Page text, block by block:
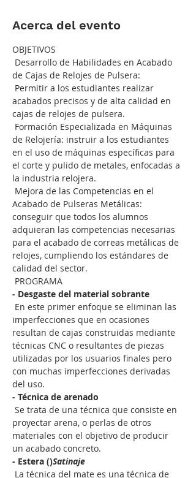
Acerca del evento
OBJETIVOS
de Cajas de Relojes de Pulsera:
acabados precisos y de alta calidad en
cajas de relojes de pulsera.
de Relojería: instruir a los estudiantes
en el uso de máquinas específicas para
el corte y pulido de metales, enfocadas a
la industria relojera.
Acabado de Pulseras Metálicas:
conseguir que todos los alumnos
adquieran las competencias necesarias
para el acabado de correas metálicas de
relojes, cumpliendo los estándares de
calidad del sector.
PROGRAMA
- Desgaste del material sobrante
imperfecciones que en ocasiones
resultan de cajas construidas mediante
técnicas CNC o resultantes de piezas
utilizadas por los usuarios finales pero
con muchas imperfecciones derivadas
del uso.
- Técnica de arenado
proyectar arena, o perlas de otros
materiales con el objetivo de producir
un acabado concreto.
- Estera ()Satinaje